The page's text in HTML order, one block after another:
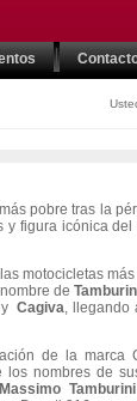
pobre tras la
y figura icónica
motocicletas
nombre de
Cagiva, llegando
de la marca
nombres de
Massimo Tamburini